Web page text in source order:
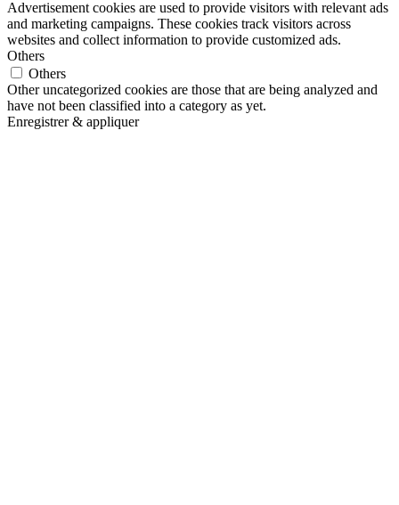
Advertisement cookies are used to provide visitors with relevant ads
and marketing campaigns. These cookies track visitors across
websites and collect information to provide customized ads.
Others
Others
Other uncategorized cookies are those that are being analyzed and
have not been classified into a category as yet.
Enregistrer & appliquer